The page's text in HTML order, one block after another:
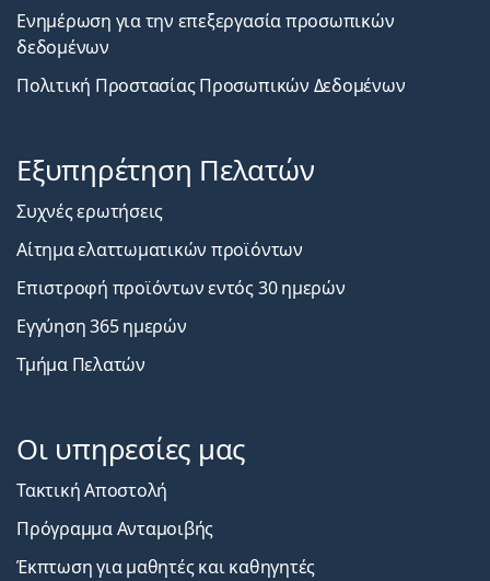
Ενημέρωση για την επεξεργασία προσωπικών
δεδομένων
Πολιτική Προστασίας Προσωπικών Δεδομένων
Εξυπηρέτηση Πελατών
Συχνές ερωτήσεις
Αίτημα ελαττωματικών προϊόντων
Επιστροφή προϊόντων εντός 30 ημερών
Εγγύηση 365 ημερών
Τμήμα Πελατών
Οι υπηρεσίες μας
Τακτική Αποστολή
Πρόγραμμα Ανταμοιβής
Έκπτωση για μαθητές και καθηγητές